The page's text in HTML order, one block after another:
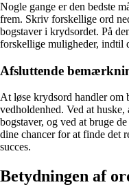
Nogle gange er den bedste
frem. Skriv forskellige ord
bogstaver i krydsordet. På
forskellige muligheder, indtil
Afsluttende
At løse krydsord handler
vedholdenhed. Ved at
bogstaver, og ved at bruge
dine chancer for at finde det
succes.
Betydningen af